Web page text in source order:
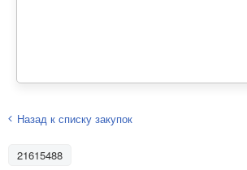
Назад к списку закупок
21615488